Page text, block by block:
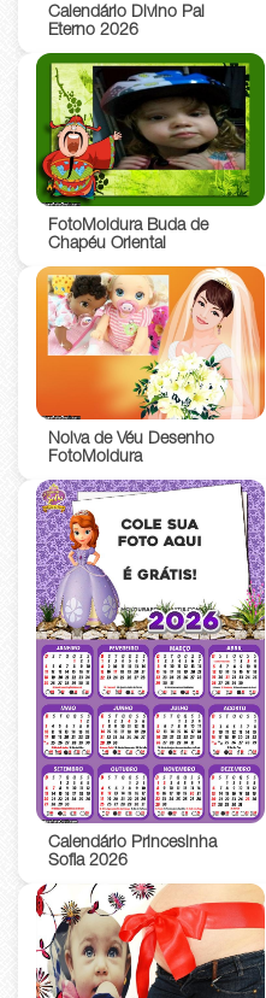
Calendário Divino Pai
Eterno 2026
FotoMoldura Buda de
Chapéu Oriental
Noiva de Véu Desenho
FotoMoldura
Calendário Princesinha
Sofia 2026